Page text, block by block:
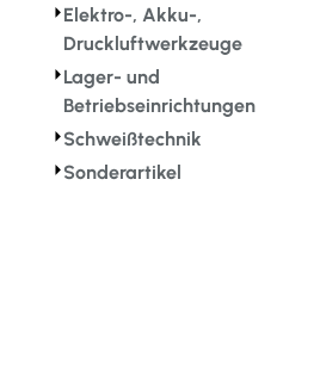
⏵Elektro-, Akku-,
Druckluftwerkzeuge
⏵Lager- und
Betriebseinrichtungen
⏵Schweißtechnik
⏵Sonderartikel